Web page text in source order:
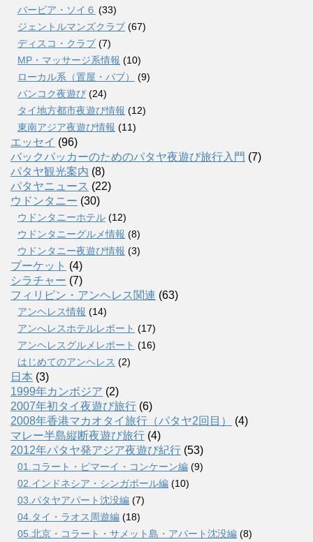
バービア・ソイ６ (33)
ジェントルマンズクラブ (67)
ディスコ・クラブ (7)
MP・マッサージ系情報 (10)
ローカル系（置屋・パブ）
(9)
バンコク夜遊び (24)
タイ地方都市夜遊び情報 (12)
東南アジア夜遊び情報 (11)
エッセイ (96)
バックパッカーのためのパタヤ夜遊び旅行入門 (7)
パタヤ観光案内 (8)
パタヤニュース (22)
ウドンタニー (30)
ウドンタニーホテル (12)
ウドンタニーグルメ情報 (8)
ウドンタニー夜遊び情報 (3)
プーケット (4)
シラチャー (7)
フィリピン・アンヘレス関連 (63)
アンヘレス情報 (14)
アンへレスホテルレポート (17)
アンヘレスグルメレポート (16)
はじめてのアンヘレス (2)
日本 (3)
1999年カンボジア (2)
2007年初タイ夜遊び旅行 (6)
2008年香港マカオタイ旅行（パタヤ2回目）
(4)
マレー半島縦断夜遊び旅行 (4)
2012年パタヤ発アジア夜遊び紀行 (53)
01.コラート・ピマーイ・コンケーン編 (9)
02.インドネシア・シンガポール編 (10)
03.パタヤアパート沈没編 (7)
04.タイ・ラオス周遊編 (18)
05.北京・コラート・サメット島・アパート沈没編 (8)